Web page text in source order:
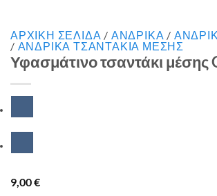
ΑΡΧΙΚΉ ΣΕΛΊΔΑ / ΑΝΔΡΙΚΑ /
/ ΑΝΔΡΙΚΑ ΤΣΑΝΤΑΚΙΑ ΜΕΣΗΣ
Υφασμάτινο τσαντάκι μέσης
9,00€